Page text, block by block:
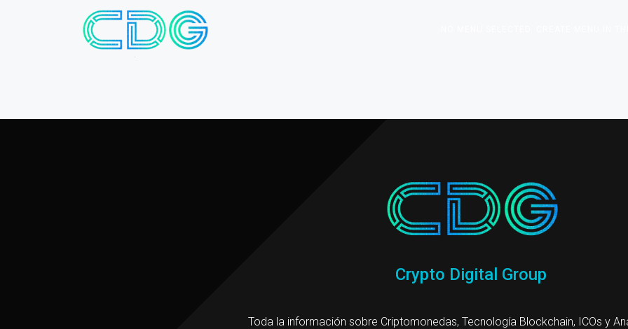
Crypto Digital Group
Toda la información sobre Criptomonedas, Tecnología Blockchain, ICOs y